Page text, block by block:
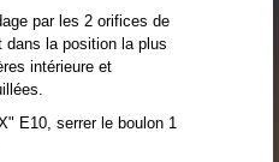
par les 2 orifices de
dans la position la plus
intérieure et
E10, serrer le boulon 1